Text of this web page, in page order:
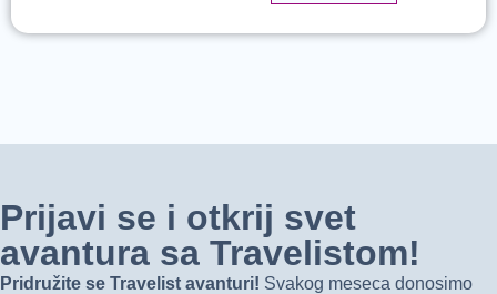
Prijavi se i otkrij svet
avantura sa Travelistom!
Pridružite se Travelist avanturi! Svakog meseca donosimo